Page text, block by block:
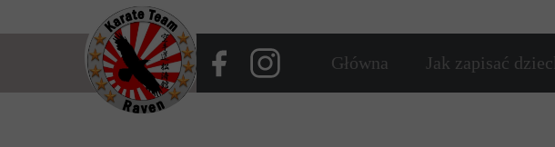
Główna Jak zapisać